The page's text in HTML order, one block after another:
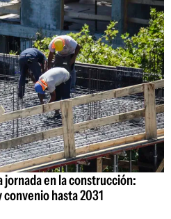
jornada en la construcción:
convenio hasta 2031